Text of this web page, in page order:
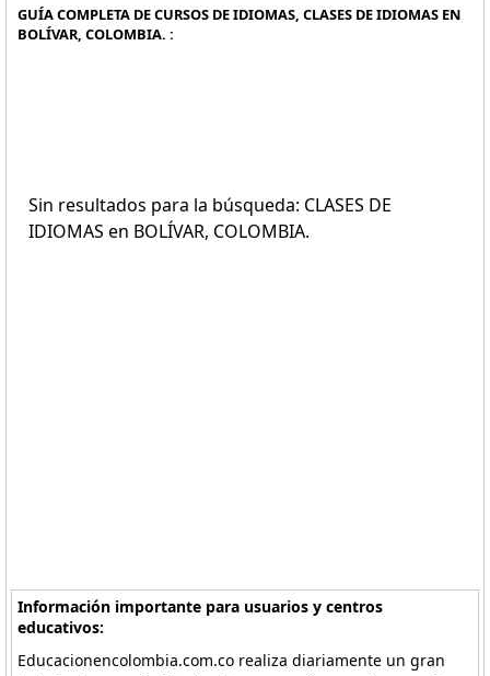
GUÍA COMPLETA DE CURSOS DE IDIOMAS, CLASES DE IDIOMAS EN
BOLÍVAR, COLOMBIA. :
Sin resultados para la búsqueda: CLASES DE
IDIOMAS en BOLÍVAR, COLOMBIA.
Información importante para usuarios y centros
educativos:
Educacionencolombia.com.co realiza diariamente un gran